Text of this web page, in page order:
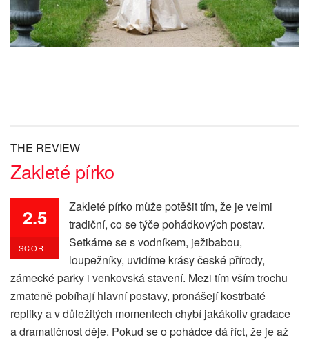
THE REVIEW
Zakleté pírko
2.5
SCORE
Zakleté pírko může potěšit tím, že je velmi
tradiční, co se týče pohádkových postav.
Setkáme se s vodníkem, ježibabou,
loupežníky, uvidíme krásy české přírody,
zámecké parky i venkovská stavení. Mezi tím vším trochu
zmateně pobíhají hlavní postavy, pronášejí kostrbaté
repliky a v důležitých momentech chybí jakákoliv gradace
a dramatičnost děje. Pokud se o pohádce dá říct, že je až